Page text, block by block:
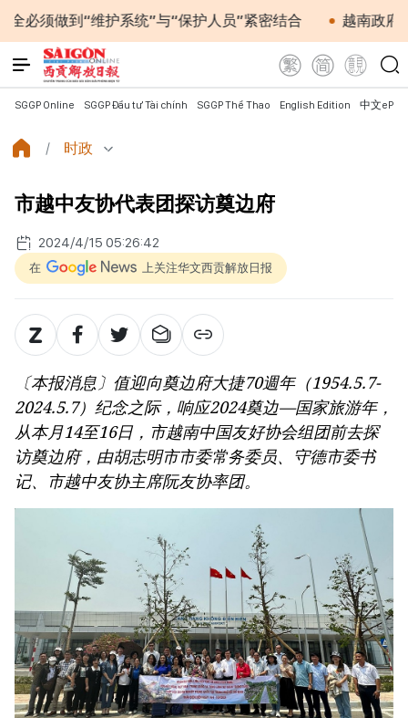
“维护系统”与“保护人员”紧密结合 越南政府总理黎明兴
SGGP Online SGGP Đầu tư Tài chính SGGP Thể Thao English Edition 中文
时政
市越中友协代表团探访奠边府
2024/4/15 05:26:42
在 上关注华文西贡解放日报
〔本报消息〕值迎向奠边府大捷70週年（1954.5.7-
2024.5.7）纪念之际，响应2024奠边—国家旅游年，
从本月14至16日，市越南中国友好协会组团前去探
访奠边府，由胡志明市市委常务委员、守德市委书
记、市越中友协主席阮友协率团。